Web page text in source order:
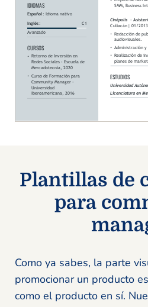
Plantillas de
para
Como ya sabes, la parte
promocionar un producto
como el producto en sí.